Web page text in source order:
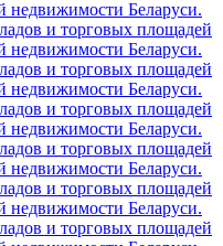
недвижимости Беларуси.
и торговых площадей
недвижимости Беларуси.
и торговых площадей
недвижимости Беларуси.
и торговых площадей
недвижимости Беларуси.
и торговых площадей
недвижимости Беларуси.
и торговых площадей
недвижимости Беларуси.
и торговых площадей